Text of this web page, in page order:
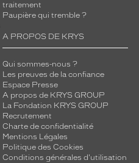
traitement
Paupière qui tremble ?
A PROPOS DE KRYS
Qui sommes-nous ?
Les preuves de la confiance
Espace Presse
A propos de KRYS GROUP
La Fondation KRYS GROUP
Recrutement
Charte de confidentialité
Mentions Légales
Politique des Cookies
Conditions générales d'utilisation